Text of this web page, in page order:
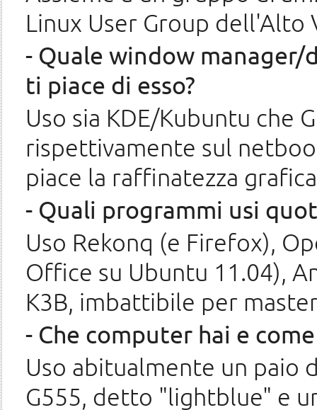
Linux User Group dell'Alto
- Quale window
ti piace di esso?
Uso sia KDE/Kubuntu che
rispettivamente sul
piace la raffinatezza
- Quali programmi usi
Uso Rekonq (e Firefox),
Office su Ubuntu 11.04),
K3B, imbattibile per
- Che computer hai e
Uso abitualmente un paio
G555, detto "lightblue" e